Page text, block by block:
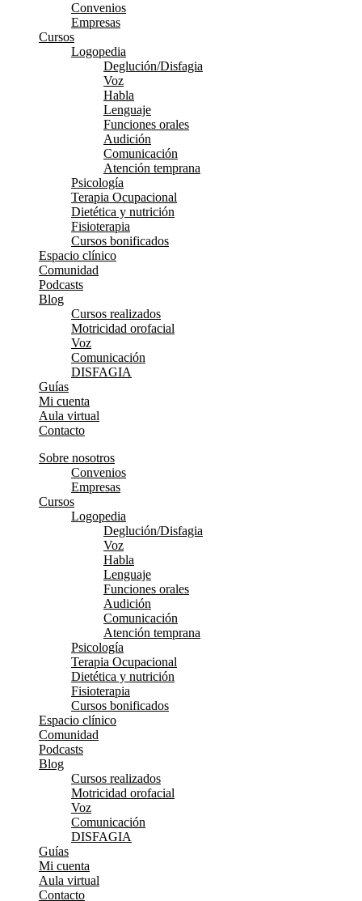
Convenios
Empresas
Cursos
Logopedia
Deglución/Disfagia
Voz
Habla
Lenguaje
Funciones orales
Audición
Comunicación
Atención temprana
Psicología
Terapia Ocupacional
Dietética y nutrición
Fisioterapia
Cursos bonificados
Espacio clínico
Comunidad
Podcasts
Blog
Cursos realizados
Motricidad orofacial
Voz
Comunicación
DISFAGIA
Guías
Mi cuenta
Aula virtual
Contacto
Sobre nosotros
Convenios
Empresas
Cursos
Logopedia
Deglución/Disfagia
Voz
Habla
Lenguaje
Funciones orales
Audición
Comunicación
Atención temprana
Psicología
Terapia Ocupacional
Dietética y nutrición
Fisioterapia
Cursos bonificados
Espacio clínico
Comunidad
Podcasts
Blog
Cursos realizados
Motricidad orofacial
Voz
Comunicación
DISFAGIA
Guías
Mi cuenta
Aula virtual
Contacto